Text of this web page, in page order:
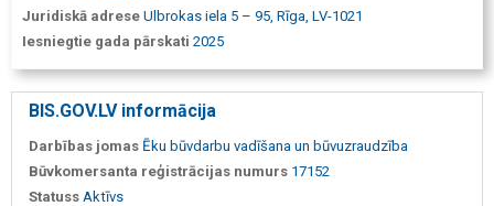
Juridiskā adrese Ulbrokas iela 5 – 95, Rīga, LV-1021
Iesniegtie gada pārskati 2025
BIS.GOV.LV informācija
Darbības jomas Ēku būvdarbu vadīšana un būvuzraudzība
Būvkomersanta reģistrācijas numurs 17152
Statuss Aktīvs